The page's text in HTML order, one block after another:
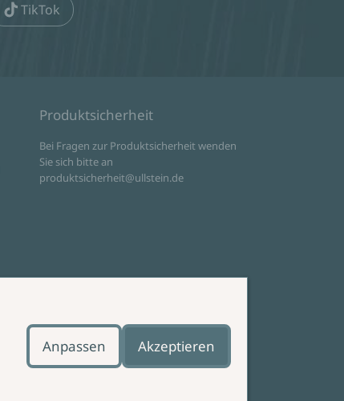
TikTok
Produktsicherheit
Bei Fragen zur Produktsicherheit wenden
Sie sich bitte an
produktsicherheit@ullstein.de
Anpassen Akzeptieren